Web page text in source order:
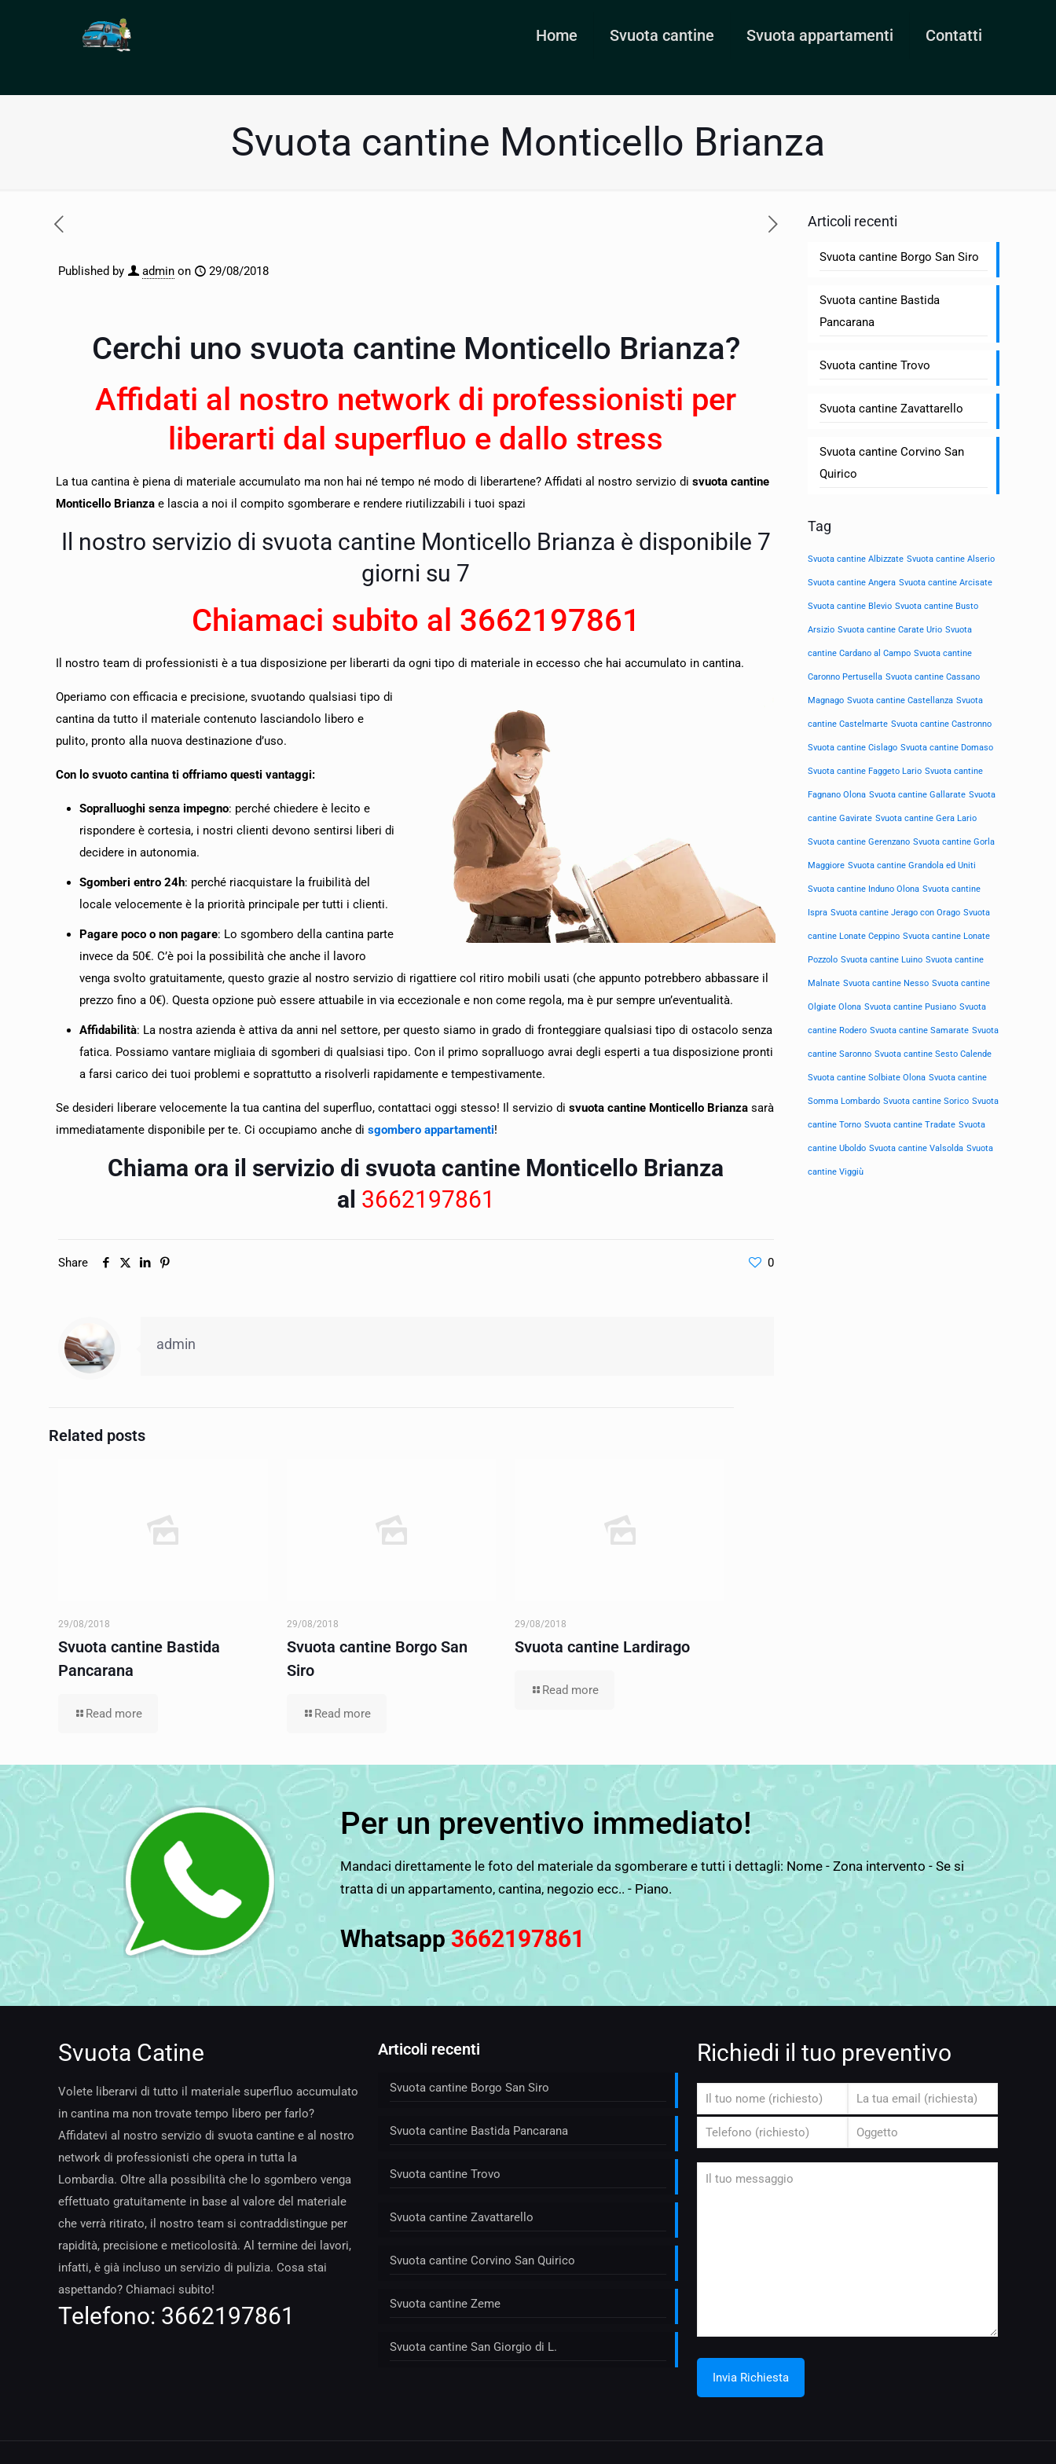
Home Svuota cantine Svuota appartamenti Contatti
Svuota cantine Monticello Brianza
Published by admin on 29/08/2018
Cerchi uno svuota cantine Monticello Brianza?
Affidati al nostro network di professionisti per
liberarti dal superfluo e dallo stress
La tua cantina è piena di materiale accumulato ma non hai né tempo né modo di liberartene? Affidati al nostro servizio disvuota cantine
Monticello Brianzae lascia a noi il compito sgomberare e rendere riutilizzabili i tuoi spazi
Il nostro servizio di svuota cantine Monticello Brianza è disponibile 7
giorni su 7
Chiamaci subito al 3662197861
Il nostro team di professionisti è a tua disposizione per liberarti da ogni tipo di materiale in eccesso che hai accumulato in cantina.
Operiamo con efficacia e precisione, svuotando qualsiasi tipo di
cantina da tutto il materiale contenuto lasciandolo libero e
pulito, pronto alla nuova destinazione d’uso.
Con lo svuoto cantina ti offriamo questi vantaggi:
Sopralluoghi senza impegno: perché chiedere è lecito e
rispondere è cortesia, i nostri clienti devono sentirsi liberi di
decidere in autonomia.
Sgomberi entro 24h: perché riacquistare la fruibilità del
locale velocemente è la priorità principale per tutti i clienti.
Pagare poco o non pagare: Lo sgombero della cantina parte
invece da 50€. C’è poi la possibilità che anche il lavoro
venga svolto gratuitamente, questo grazie al nostro servizio di rigattiere col ritiro mobili usati (che appunto potrebbero abbassare il
prezzo fino a 0€). Questa opzione può essere attuabile in via eccezionale e non come regola, ma è pur sempre un’eventualità.
Affidabilità: La nostra azienda è attiva da anni nel settore, per questo siamo in grado di fronteggiare qualsiasi tipo di ostacolo senza
fatica. Possiamo vantare migliaia di sgomberi di qualsiasi tipo. Con il primo sopralluogo avrai degli esperti a tua disposizione pronti
a farsi carico dei tuoi problemi e soprattutto a risolverli rapidamente e tempestivamente.
Se desideri liberare velocemente la tua cantina del superfluo, contattaci oggi stesso! Il servizio disvuota cantine Monticello Brianzasarà
immediatamente disponibile per te. Ci occupiamo anche disgombero appartamenti!
Chiama ora il servizio di svuota cantine Monticello Brianza
al 3662197861
Share 0
admin
Related posts
29/08/2018
Svuota cantine Bastida
Pancarana
Read more
29/08/2018
Svuota cantine Borgo San
Siro
Read more
29/08/2018
Svuota cantine Lardirago
Read more
Articoli recenti
Svuota cantine Borgo San Siro
Svuota cantine Bastida
Pancarana
Svuota cantine Trovo
Svuota cantine Zavattarello
Svuota cantine Corvino San
Quirico
Tag
Svuota cantine Albizzate Svuota cantine Alserio
Svuota cantine Angera Svuota cantine Arcisate
Svuota cantine Blevio Svuota cantine Busto
Arsizio Svuota cantine Carate Urio Svuota
cantine Cardano al Campo Svuota cantine
Caronno Pertusella Svuota cantine Cassano
Magnago Svuota cantine Castellanza Svuota
cantine Castelmarte Svuota cantine Castronno
Svuota cantine Cislago Svuota cantine Domaso
Svuota cantine Faggeto Lario Svuota cantine
Fagnano Olona Svuota cantine Gallarate Svuota
cantine Gavirate Svuota cantine Gera Lario
Svuota cantine Gerenzano Svuota cantine Gorla
Maggiore Svuota cantine Grandola ed Uniti
Svuota cantine Induno Olona Svuota cantine
Ispra Svuota cantine Jerago con Orago Svuota
cantine Lonate Ceppino Svuota cantine Lonate
Pozzolo Svuota cantine Luino Svuota cantine
Malnate Svuota cantine Nesso Svuota cantine
Olgiate Olona Svuota cantine Pusiano Svuota
cantine Rodero Svuota cantine Samarate Svuota
cantine Saronno Svuota cantine Sesto Calende
Svuota cantine Solbiate Olona Svuota cantine
Somma Lombardo Svuota cantine Sorico Svuota
cantine Torno Svuota cantine Tradate Svuota
cantine Uboldo Svuota cantine Valsolda Svuota
cantine Viggiù
Per un preventivo immediato!
Mandaci direttamente le foto del materiale da sgomberare e tutti i dettagli: Nome - Zona intervento - Se si
tratta di un appartamento, cantina, negozio ecc.. - Piano.
Whatsapp 3662197861
Svuota Catine
Volete liberarvi di tutto il materiale superfluo accumulato
in cantina ma non trovate tempo libero per farlo?
Affidatevi al nostro servizio di svuota cantine e al nostro
network di professionisti che opera in tutta la
Lombardia. Oltre alla possibilità che lo sgombero venga
effettuato gratuitamente in base al valore del materiale
che verrà ritirato, il nostro team si contraddistingue per
rapidità, precisione e meticolosità. Al termine dei lavori,
infatti, è già incluso un servizio di pulizia. Cosa stai
aspettando? Chiamaci subito!
Telefono: 3662197861
Articoli recenti
Svuota cantine Borgo San Siro
Svuota cantine Bastida Pancarana
Svuota cantine Trovo
Svuota cantine Zavattarello
Svuota cantine Corvino San Quirico
Svuota cantine Zeme
Svuota cantine San Giorgio di L.
Richiedi il tuo preventivo